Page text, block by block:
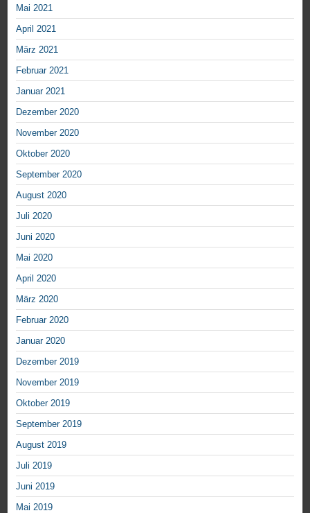
Mai 2021
April 2021
März 2021
Februar 2021
Januar 2021
Dezember 2020
November 2020
Oktober 2020
September 2020
August 2020
Juli 2020
Juni 2020
Mai 2020
April 2020
März 2020
Februar 2020
Januar 2020
Dezember 2019
November 2019
Oktober 2019
September 2019
August 2019
Juli 2019
Juni 2019
Mai 2019